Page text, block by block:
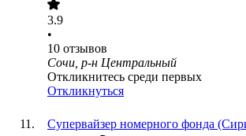
3.9
•
10 отзывов
Сочи, р-н Центральный
Откликнитесь среди первых
Откликнуться
Супервайзер номерного фонда